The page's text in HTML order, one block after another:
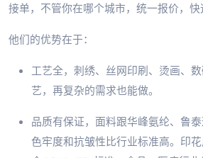
接单，不管你在哪个城市，统一报价，快
他们的优势在于：
工艺全，刺绣、丝网印刷、烫画、
艺，再复杂的需求也能做。
品质有保证，面料跟华峰氨纶、鲁泰
色牢度和抗皱性比行业标准高。印